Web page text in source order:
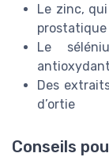
Le zinc,
prostatique
Le
Des
d’ortie
Conseils